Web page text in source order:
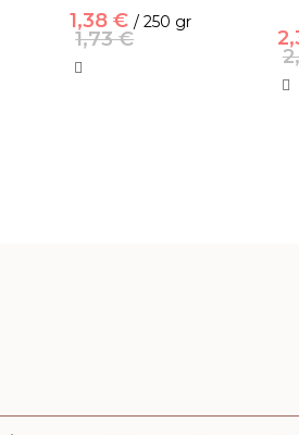
1,38 € / 250 gr
1,73 €